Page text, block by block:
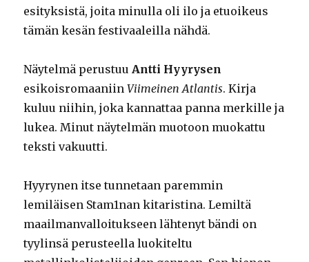
esityksistä, joita minulla oli ilo ja etuoikeus
tämän kesän festivaaleilla nähdä.
Näytelmä perustuuAntti Hyyrysen
esikoisromaaniinViimeinen Atlantis. Kirja
kuluu niihin, joka kannattaa panna merkille ja
lukea. Minut näytelmän muotoon muokattu
teksti vakuutti.
Hyyrynen itse tunnetaan paremmin
lemiläisen Stam1nan kitaristina. Lemiltä
maailmanvalloitukseen lähtenyt bändi on
tyylinsä perusteella luokiteltu